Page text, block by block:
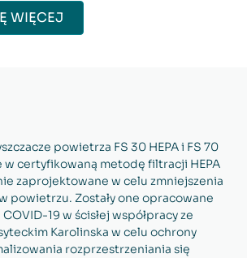
WIĘCEJ
powietrza FS 30 HEPA i FS 70
w certyfikowaną metodę filtracji HEPA
zaprojektowane w celu zmniejszenia
powietrzu. Zostały one opracowane
19 w ścisłej współpracy ze
Karolinska w celu ochrony
rozprzestrzeniania się